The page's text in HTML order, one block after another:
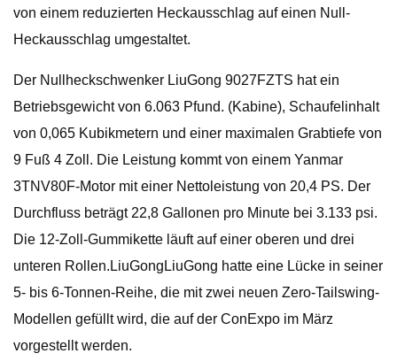
von einem reduzierten Heckausschlag auf einen Null-
Heckausschlag umgestaltet.
Der Nullheckschwenker LiuGong 9027FZTS hat ein
Betriebsgewicht von 6.063 Pfund. (Kabine), Schaufelinhalt
von 0,065 Kubikmetern und einer maximalen Grabtiefe von
9 Fuß 4 Zoll. Die Leistung kommt von einem Yanmar
3TNV80F-Motor mit einer Nettoleistung von 20,4 PS. Der
Durchfluss beträgt 22,8 Gallonen pro Minute bei 3.133 psi.
Die 12-Zoll-Gummikette läuft auf einer oberen und drei
unteren Rollen.LiuGongLiuGong hatte eine Lücke in seiner
5- bis 6-Tonnen-Reihe, die mit zwei neuen Zero-Tailswing-
Modellen gefüllt wird, die auf der ConExpo im März
vorgestellt werden.